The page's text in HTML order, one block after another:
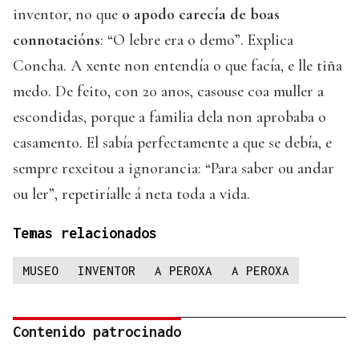
inventor, no que o apodo carecía de boas
connotacións: “O lebre era o demo”. Explica
Concha. A xente non entendía o que facía, e lle tiña
medo. De feito, con 20 anos, casouse coa muller a
escondidas, porque a familia dela non aprobaba o
casamento. El sabía perfectamente a que se debía, e
sempre rexeitou a ignorancia: “Para saber ou andar
ou ler”, repetiríalle á neta toda a vida.
Temas relacionados
MUSEO INVENTOR A PEROXA A PEROXA
Contenido patrocinado